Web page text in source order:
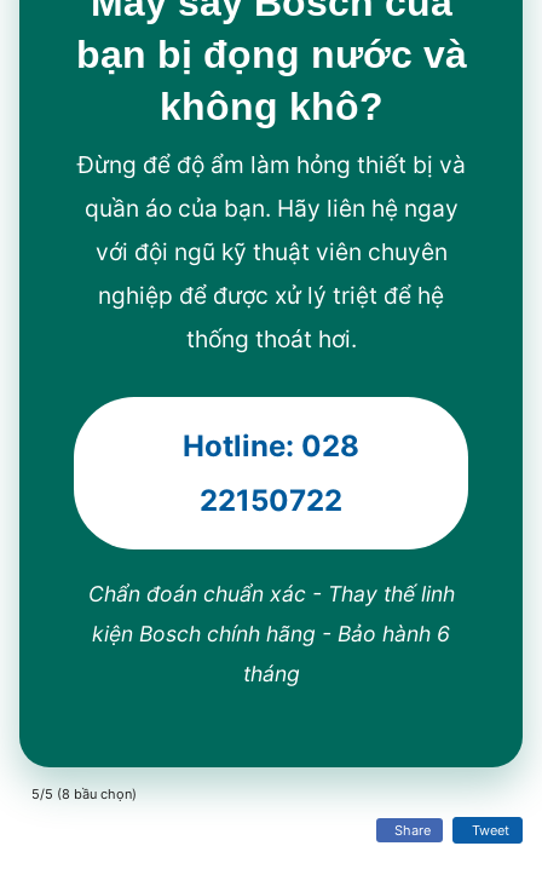
bạn bị đọng nước và
không khô?
Đừng để độ ẩm làm hỏng thiết bị và
quần áo của bạn. Hãy liên hệ ngay
với đội ngũ kỹ thuật viên chuyên
nghiệp để được xử lý triệt để hệ
thống thoát hơi.
Hotline: 028
22150722
Chẩn đoán chuẩn xác - Thay thế linh
kiện Bosch chính hãng - Bảo hành 6
tháng
5/5 (8 bầu chọn)
Share Tweet